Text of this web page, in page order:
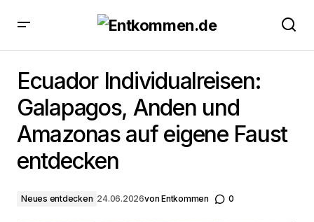
Amazonas auf eigene Faust entdecken
Ecuador Individualreisen:
Galapagos, Anden und
Amazonas auf eigene Faust
entdecken
Neues entdecken 24.06.2026von Entkommen 0